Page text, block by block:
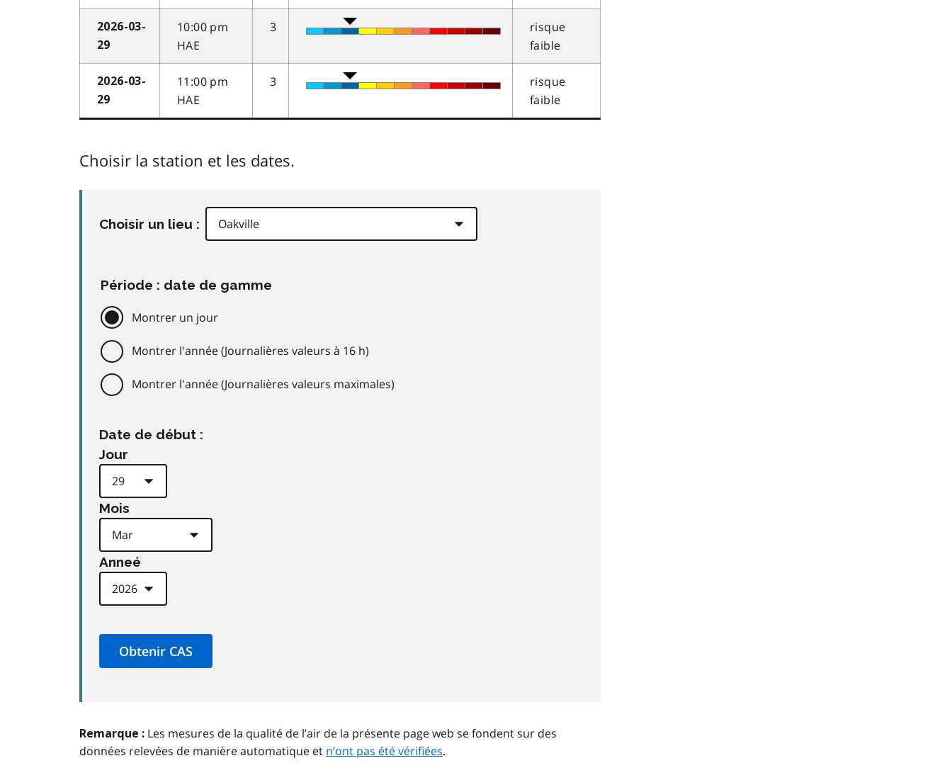
2026-03-
29
10:00 pm
HAE
3
risque
faible
2026-03-
29
11:00 pm
HAE
3
risque
faible
Choisir la station et les dates.
Choisir un lieu :
Période : date de gamme
Montrer un jour
Montrer l'année (Journalières valeurs à 16 h)
Montrer l'année (Journalières valeurs maximales)
Date de début :
Jour
Mois
Anneé
Remarque : Les mesures de la qualité de l’air de la présente page web se fondent sur des
données relevées de manière automatique et n’ont pas été vérifiées.